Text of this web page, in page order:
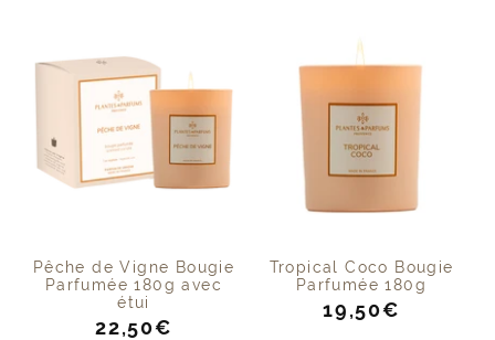
Pêche de Vigne Bougie
Parfumée 180g avec
étui
Prix
22,50€
Tropical Coco Bougie
Parfumée 180g
Prix
19,50€